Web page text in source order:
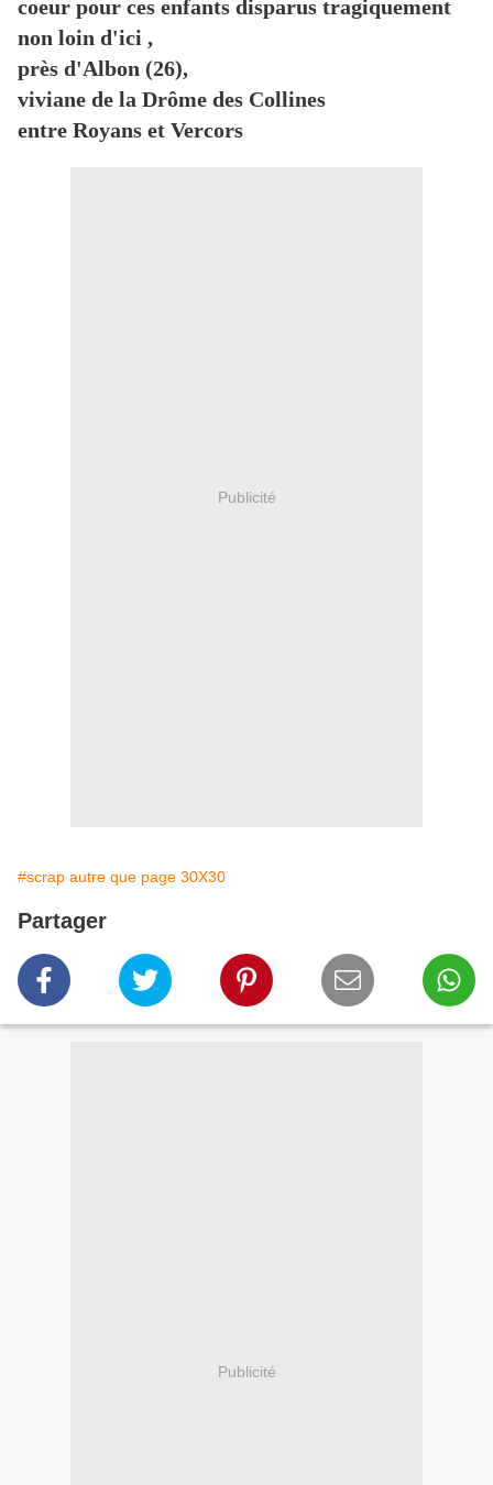
coeur pour ces enfants disparus tragiquement
non loin d'ici ,
près d'Albon (26),
viviane de la Drôme des Collines
entre Royans et Vercors
Publicité
#scrap autre que page 30X30
Partager
Publicité